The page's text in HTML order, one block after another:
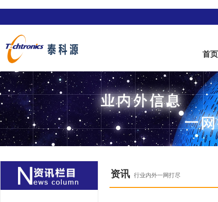
首页
资讯 行业内外一网打尽